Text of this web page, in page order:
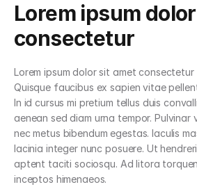
Lorem ipsum
consectetur
Lorem ipsum dolor sit amet consectetur
Quisque faucibus ex sapien vitae
In id cursus mi pretium tellus duis
aenean sed diam urna tempor. Pulvinar
nec metus bibendum egestas. Iaculis
lacinia integer nunc posuere. Ut
aptent taciti sociosqu. Ad litora
inceptos himenaeos.